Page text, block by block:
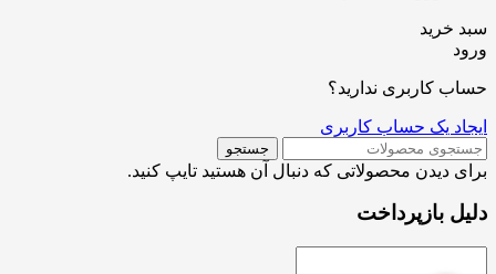
سبد خرید
ورود
حساب کاربری ندارید؟
ایجاد یک حساب کاربری
جستجو
برای دیدن محصولاتی که دنبال آن هستید تایپ کنید.
دلیل بازپرداخت